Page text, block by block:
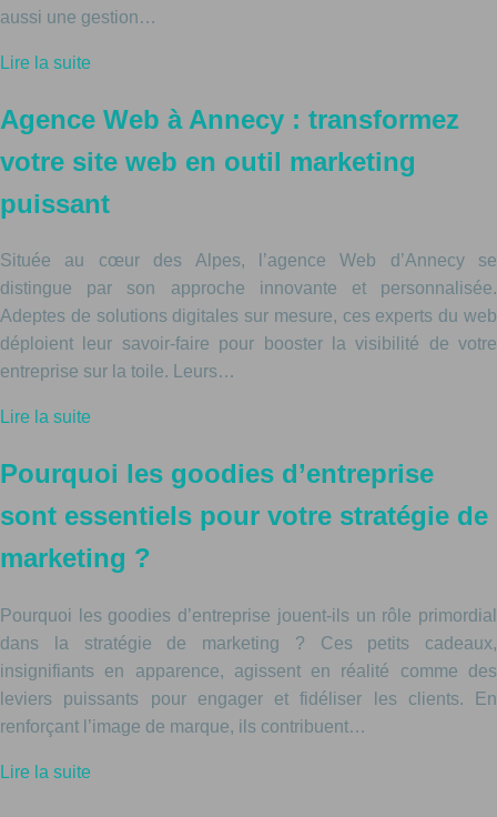
aussi une gestion…
Lire la suite
Agence Web à Annecy : transformez
votre site web en outil marketing
puissant
Située au cœur des Alpes, l’agence Web d’Annecy se
distingue par son approche innovante et personnalisée.
Adeptes de solutions digitales sur mesure, ces experts du web
déploient leur savoir-faire pour booster la visibilité de votre
entreprise sur la toile. Leurs…
Lire la suite
Pourquoi les goodies d’entreprise
sont essentiels pour votre stratégie de
marketing ?
Pourquoi les goodies d’entreprise jouent-ils un rôle primordial
dans la stratégie de marketing ? Ces petits cadeaux,
insignifiants en apparence, agissent en réalité comme des
leviers puissants pour engager et fidéliser les clients. En
renforçant l’image de marque, ils contribuent…
Lire la suite